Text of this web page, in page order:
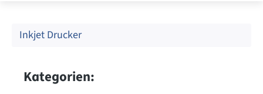
Inkjet Drucker
Kategorien: